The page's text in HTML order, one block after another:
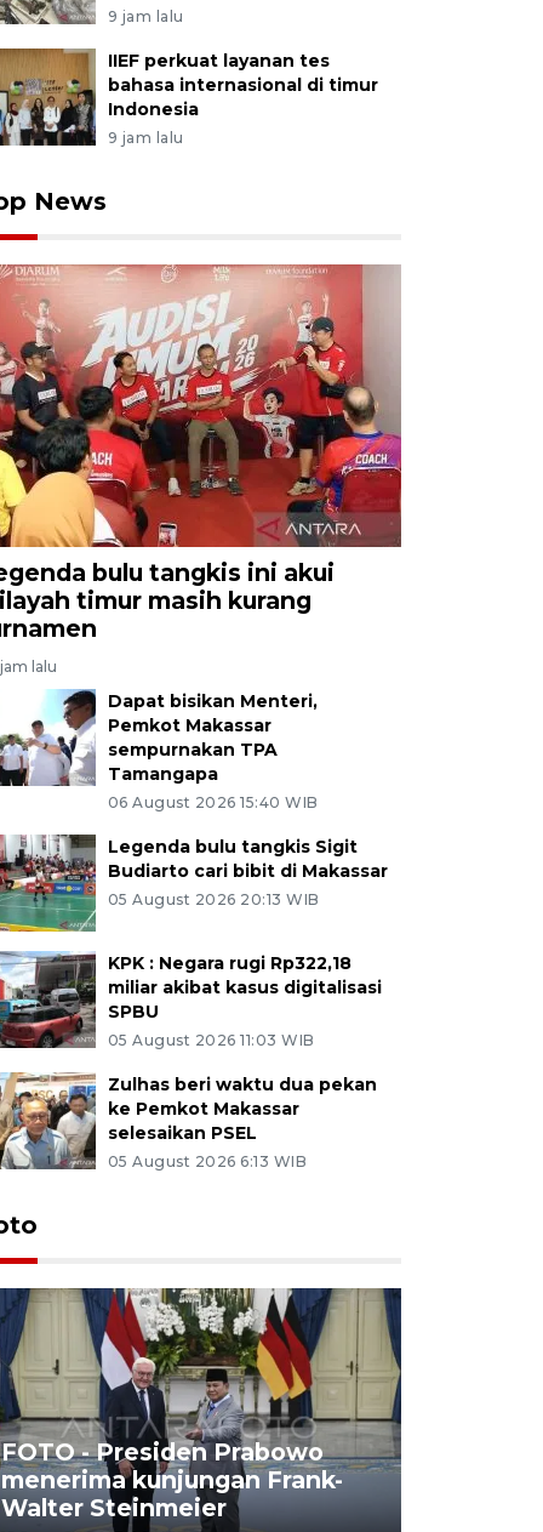
9 jam lalu
IIEF perkuat layanan tes
bahasa internasional di timur
Indonesia
9 jam lalu
News
bulu tangkis ini akui
timur masih kurang
lalu
Dapat bisikan Menteri,
Pemkot Makassar
sempurnakan TPA
Tamangapa
06 August 2026 15:40 WIB
Legenda bulu tangkis Sigit
Budiarto cari bibit di Makassar
05 August 2026 20:13 WIB
KPK : Negara rugi Rp322,18
miliar akibat kasus digitalisasi
SPBU
05 August 2026 11:03 WIB
Zulhas beri waktu dua pekan
ke Pemkot Makassar
selesaikan PSEL
05 August 2026 6:13 WIB
FOTO - Presiden Prabowo
menerima kunjungan Frank-
Walter Steinmeier